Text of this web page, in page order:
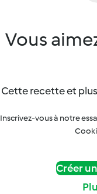
Vous
Cette recette et
Inscrivez-vous à notre
Créer